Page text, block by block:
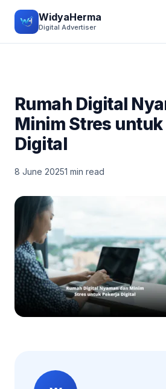
WidyaHerma
Digital Advertiser
Rumah Digital
Minim Stres untuk
Digital
8 June 20251 min read